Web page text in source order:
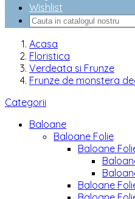
Wishlist
Acasa
Floristica
Verdeata si Frunze
Frunze de monstera
Categorii
Baloane
Baloane Folie
Baloane
Baloane